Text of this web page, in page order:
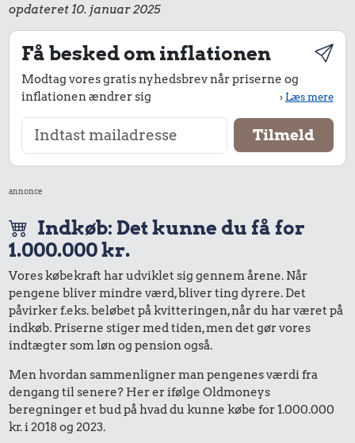
opdateret 10. januar 2025
Få besked om inflationen
Modtag vores gratis nyhedsbrev når priserne og
inflationen ændrer sig
›Læs mere
annonce
Indkøb: Det kunne du få for
1.000.000 kr.
Vores købekraft har udviklet sig gennem årene. Når
pengene bliver mindre værd, bliver ting dyrere. Det
påvirker f.eks. beløbet på kvitteringen, når du har været på
indkøb. Priserne stiger med tiden, men det gør vores
indtægter som løn og pension også.
Men hvordan sammenligner man pengenes værdi fra
dengang til senere? Her er ifølge Oldmoneys
beregninger et bud på hvad du kunne købe for 1.000.000
kr. i 2018 og 2023.